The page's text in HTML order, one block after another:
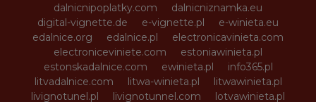
dalnicnipoplatky.com
dalnicniznamka.eu
digital-vignette.de
e-vignette.pl
e-winieta.eu
edalnice.org
edalnice.pl
electronicavinieta.com
electroniceviniete.com
estoniawinieta.pl
estonskadalnice.com
ewinieta.pl
info365.pl
litvadalnice.com
litwa-winieta.pl
litwawinieta.pl
livignotunel.pl
livignotunnel.com
lotvawinieta.pl